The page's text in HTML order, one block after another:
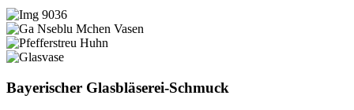
Bayerischer Glasbläserei-Schmuck